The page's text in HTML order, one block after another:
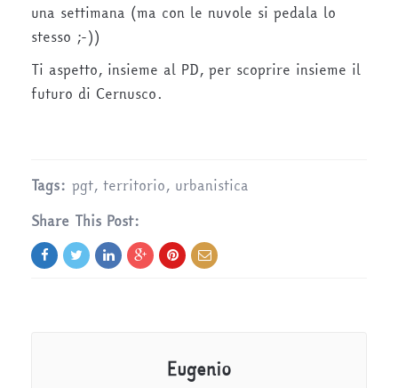
una settimana (ma con le nuvole si pedala lo
stesso ;-))
Ti aspetto, insieme al PD, per scoprire insieme il
futuro di Cernusco.
Tags: pgt, territorio, urbanistica
Share This Post:
Eugenio